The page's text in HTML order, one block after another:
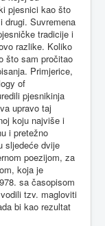
pjesnici kao što
drugi. Suvremena
tradicije i
razlike. Koliko
što sam pročitao
Primjerice,
of
pjesnikinja
upravo taj
koju najviše i
i pretežno
sljedeće dvije
poezijom, za
koja je
sa časopisom
tzv. magloviti
bi kao rezultat